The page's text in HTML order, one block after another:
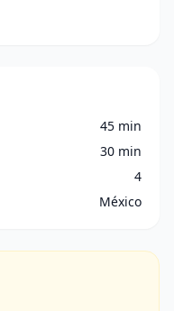
45 min
30 min
4
México